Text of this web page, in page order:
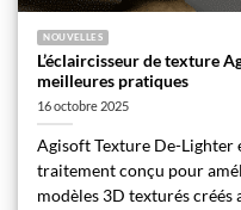
NOUVELLES
L’éclaircisseur de texture
meilleures pratiques
16 octobre 2025
Agisoft Texture De-Lighter
traitement conçu pour
modèles 3D texturés créés